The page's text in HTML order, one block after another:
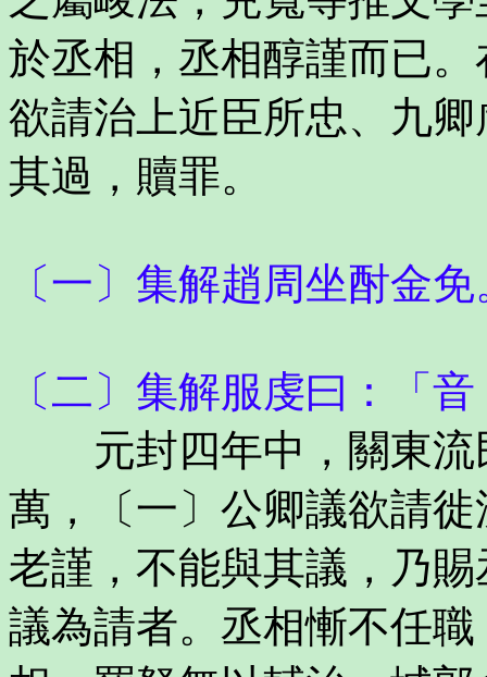
於丞相，丞相醇謹而已
欲請治上近臣所忠、九
其過，贖罪。
〔一〕集解趙周坐酎金
〔二〕集解服虔曰：「
元封四年中，關東流
萬，〔一〕公卿議欲請
老謹，不能與其議，乃
議為請者。丞相慚不任